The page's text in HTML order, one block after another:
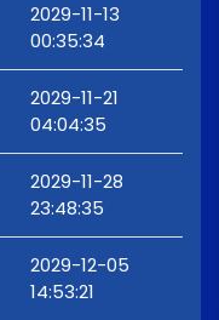
2029-11-13
00:35:34
2029-11-21
04:04:35
2029-11-28
23:48:35
2029-12-05
14:53:21